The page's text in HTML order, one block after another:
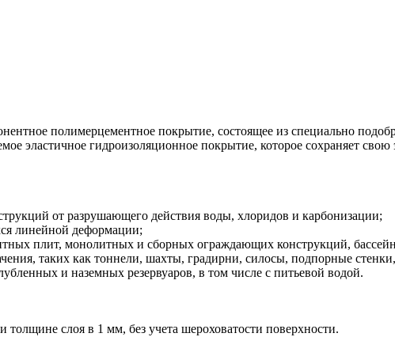
полимерцементное покрытие, состоящее из специально
эластичное гидроизоляционное покрытие, которое сохраняет
от разрушающего действия воды, хлоридов и карбонизации;
линейной деформации;
плит, монолитных и сборных ограждающих конструкций,
таких как тоннели, шахты, градирни, силосы, подпорные
и наземных резервуаров, в том числе с питьевой водой.
слоя в 1 мм, без учета шероховатости поверхности.